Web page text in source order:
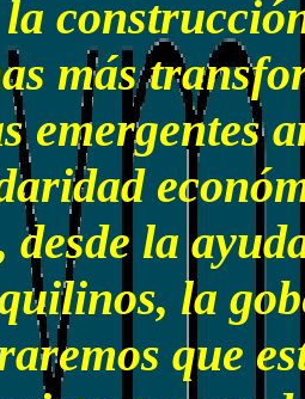
más
emergentes
desde la
la
que